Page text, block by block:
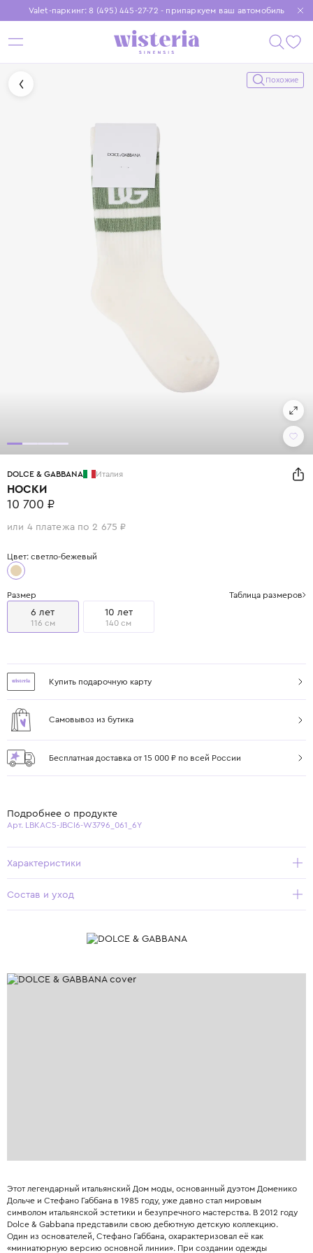
Valet-паркинг: 8 (495) 445-27-72 - припаркуем ваш автомобиль
Бесплатная доставка при заказе от 15 000 ₽
Установите приложение, чтобы покупки были еще удобнее
Похожие
DOLCE & GABBANA Италия
НОСКИ
10 700 ₽
или 4 платежа по 2 675 ₽
Цвет: светло-бежевый
Размер Таблица размеров
6 лет
116 см
10 лет
140 см
Купить подарочную карту
Самовывоз из бутика
Бесплатная доставка от 15 000 ₽ по всей России
Подробнее о продукте
Арт. LBKAC5-JBCI6-W3796_061_6Y
Характеристики
Состав и уход
Этот легендарный итальянский Дом моды, основанный дуэтом Доменико
Дольче и Стефано Габбана в 1985 году, уже давно стал мировым
символом итальянской эстетики и безупречного мастерства. В 2012 году
Dolce & Gabbana представили свою дебютную детскую коллекцию.
Один из основателей, Стефано Габбана, охарактеризовал её как
«миниатюрную версию основной линии». При создании одежды